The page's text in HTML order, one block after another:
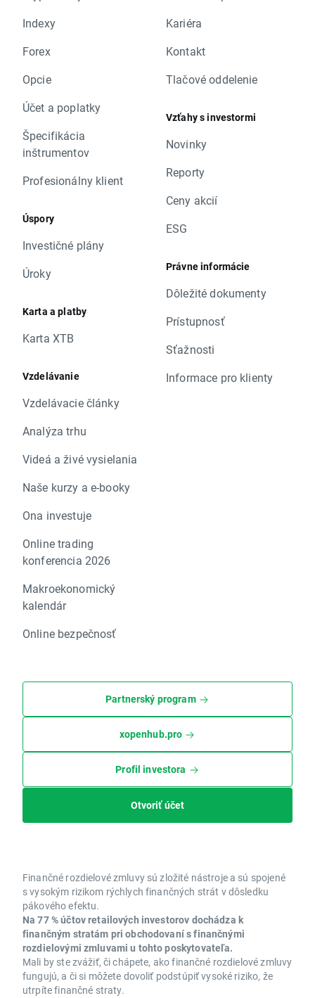
Indexy
Forex
Opcie
Účet a poplatky
Špecifikácia
inštrumentov
Profesionálny klient
Úspory
Investičné plány
Úroky
Karta a platby
Karta XTB
Vzdelávanie
Vzdelávacie články
Analýza trhu
Videá a živé vysielania
Naše kurzy a e-booky
Ona investuje
Online trading
konferencia 2026
Makroekonomický
kalendár
Online bezpečnosť
Kariéra
Kontakt
Tlačové oddelenie
Vzťahy s investormi
Novinky
Reporty
Ceny akcií
ESG
Právne informácie
Dôležité dokumenty
Prístupnosť
Sťažnosti
Informace pro klienty
Partnerský program
xopenhub.pro
Profil investora
Otvoriť účet
Finančné rozdielové zmluvy sú zložité nástroje a sú spojené
s vysokým rizikom rýchlych finančných strát v dôsledku
pákového efektu.
Na 77 % účtov retailových investorov dochádza k
finančným stratám pri obchodovaní s finančnými
rozdielovými zmluvami u tohto poskytovateľa.
Mali by ste zvážiť, či chápete, ako finančné rozdielové zmluvy
fungujú, a či si môžete dovoliť podstúpiť vysoké riziko, že
utrpíte finančné straty.